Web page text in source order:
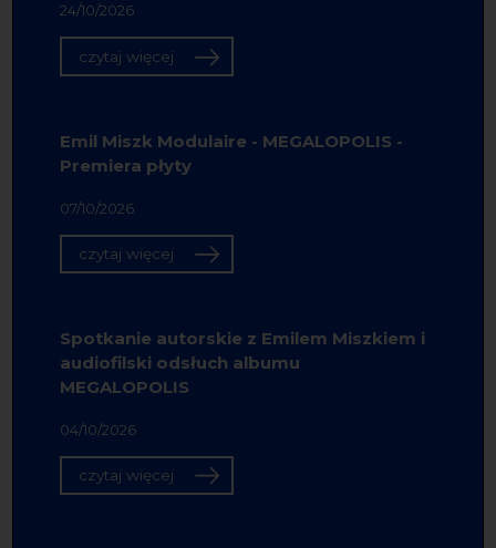
24/10/2026
czytaj więcej
Emil Miszk Modulaire - MEGALOPOLIS -
Premiera płyty
07/10/2026
czytaj więcej
Spotkanie autorskie z Emilem Miszkiem i
audiofilski odsłuch albumu
MEGALOPOLIS
04/10/2026
czytaj więcej